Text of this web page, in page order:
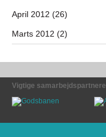
April 2012 (26)
Marts 2012 (2)
Vigtige samarbejdspartnere